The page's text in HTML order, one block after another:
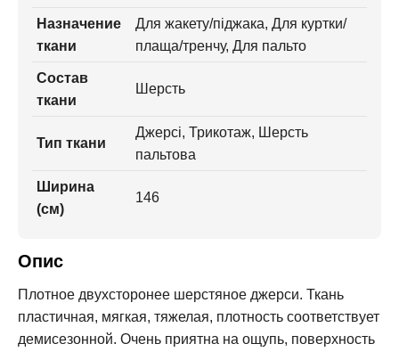
Назначение
ткани
Для жакету/піджака, Для куртки/
плаща/тренчу, Для пальто
Состав
ткани
Шерсть
Тип ткани
Джерсі, Трикотаж, Шерсть
пальтова
Ширина
(см)
146
Опис
Плотное двухсторонее шерстяное джерси. Ткань
пластичная, мягкая, тяжелая, плотность соответствует
демисезонной. Очень приятна на ощупь, поверхность